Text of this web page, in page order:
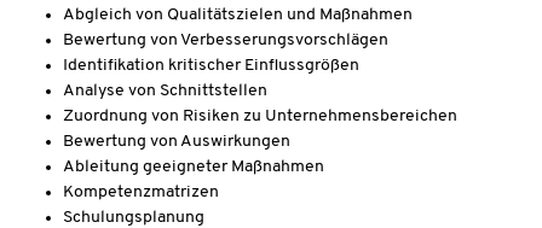
Abgleich von Qualitätszielen und Maßnahmen
Bewertung von Verbesserungsvorschlägen
Identifikation kritischer Einflussgrößen
Analyse von Schnittstellen
Zuordnung von Risiken zu Unternehmensbereichen
Bewertung von Auswirkungen
Ableitung geeigneter Maßnahmen
Kompetenzmatrizen
Schulungsplanung